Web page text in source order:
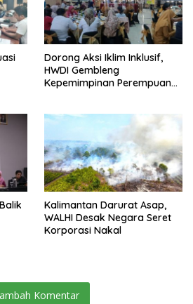
Dorong Aksi Iklim Inklusif,
HWDI Gembleng
Kepemimpinan Perempuan
Kalimantan Darurat Asap,
WALHI Desak Negara Seret
Korporasi Nakal
Komentar